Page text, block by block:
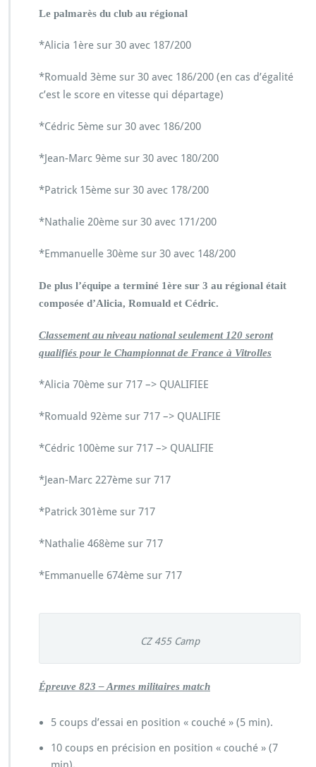
Le palmarès du club au régional
*Alicia 1ère sur 30 avec 187/200
*Romuald 3ème sur 30 avec 186/200 (en cas d’égalité
c’est le score en vitesse qui départage)
*Cédric 5ème sur 30 avec 186/200
*Jean-Marc 9ème sur 30 avec 180/200
*Patrick 15ème sur 30 avec 178/200
*Nathalie 20ème sur 30 avec 171/200
*Emmanuelle 30ème sur 30 avec 148/200
De plus l’équipe a terminé 1ère sur 3 au régional était
composée d’Alicia, Romuald et Cédric.
Classement au niveau national seulement 120 seront
qualifiés pour le Championnat de France à Vitrolles
*Alicia 70ème sur 717 –> QUALIFIEE
*Romuald 92ème sur 717 –> QUALIFIE
*Cédric 100ème sur 717 –> QUALIFIE
*Jean-Marc 227ème sur 717
*Patrick 301ème sur 717
*Nathalie 468ème sur 717
*Emmanuelle 674ème sur 717
CZ 455 Camp
Épreuve 823 – Armes militaires match
5 coups d’essai en position « couché » (5 min).
10 coups en précision en position « couché » (7